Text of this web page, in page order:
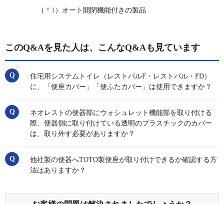
（ ＊ 1 ）オート開閉機能付きの製品
このQ&Aを見た人は、こんなQ&Aも見ています
住宅用システムトイレ（レストパルF・レストパル・FD）
に、「便座カバー」「便ふたカバー」は使用できますか？
ネオレストの便器部にウォシュレット機能部を取り付ける
際、便器側に取り付けている透明のプラスチックのカバー
は、取り外す必要がありますか？
他社製の便器へTOTO製便座が取り付けできるか確認する方
法はありますか？